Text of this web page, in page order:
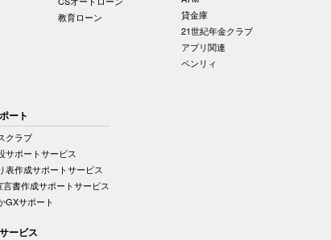
教育ローン
貸金庫
21世紀年金クラブ
アプリ関連
ペンリィ
ート
クラブ
サポートサービス
表作成サポートサービス
書作成サポートサービス
GXサポート
ービス